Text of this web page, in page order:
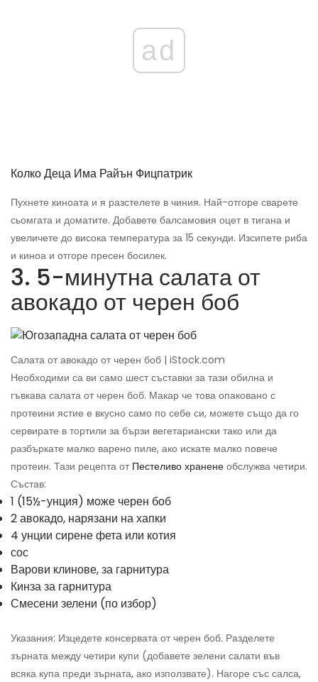
ad
Колко Деца Има Райън Фицпатрик
Пухнете киноата и я разстелете в чиния. Най-отгоре сварете
сьомгата и доматите. Добавете балсамовия оцет в тигана и
увеличете до висока температура за 15 секунди. Изсипете риба
и киноа и отгоре пресен босилек.
3. 5-минутна салата от
авокадо от черен боб
Салата от авокадо от черен боб | iStock.com
Необходими са ви само шест съставки за тази обилна и
гъвкава салата от черен боб. Макар че това опаковано с
протеини ястие е вкусно само по себе си, можете също да го
сервирате в тортили за бързи вегетариански тако или да
разбъркате малко варено пиле, ако искате малко повече
протеин. Тази рецепта от Пестеливо хранене обслужва четири.
Състав:
1 (15½-унция) може черен боб
2 авокадо, нарязани на хапки
4 унции сирене фета или котия
сос
Варови клинове, за гарнитура
Кинза за гарнитура
Смесени зелени (по избор)
Указания: Изцедете консервата от черен боб. Разделете
зърната между четири купи (добавете зелени салати във
всяка купа преди зърната, ако използвате). Нагоре със салса,